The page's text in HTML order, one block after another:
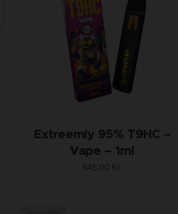
Extreemly 95% T9HC –
Vape – 1ml
545,00 Kč